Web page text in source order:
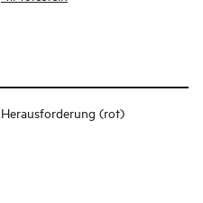
Herausforderung (rot)